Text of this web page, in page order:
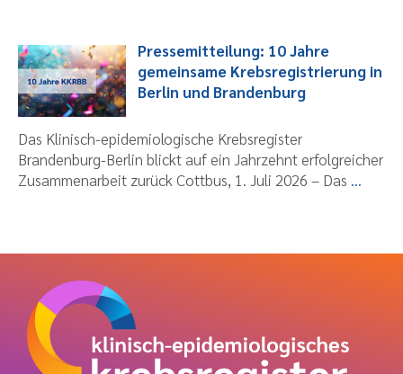
Pressemitteilung: 10 Jahre
gemeinsame Krebsregistrierung in
Berlin und Brandenburg
Das Klinisch-epidemiologische Krebsregister
Brandenburg-Berlin blickt auf ein Jahrzehnt erfolgreicher
Zusammenarbeit zurück Cottbus, 1. Juli 2026 – Das ...